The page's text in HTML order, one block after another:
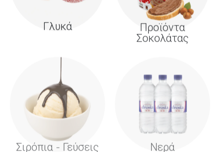
Γλυκά
Προϊόντα
Σοκολάτας
Σιρόπια - Γεύσεις
Νερά